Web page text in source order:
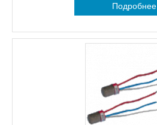
Подробнее